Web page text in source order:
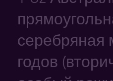
серебряная
годов